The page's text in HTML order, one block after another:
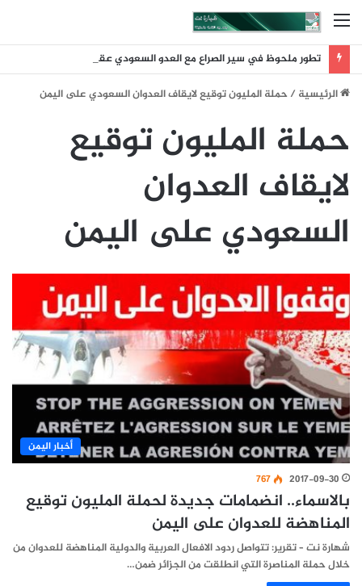
القائمة
الرئيسية/حملة المليون توقيع لايقاف العدوان السعودي على اليمن
حملة المليون توقيع
لايقاف العدوان
السعودي على اليمن
أخبار اليمن
2017-09-30
767
بالاسماء.. انضمامات جديدة لحملة المليون توقيع
المناهضة للعدوان على اليمن
شهارة نت – تقرير: تتواصل ردود الافعال العربية والدولية المناهضة للعدوان من
خلال حملة المناصرة التي انطلقت من الجزائر ضمن…